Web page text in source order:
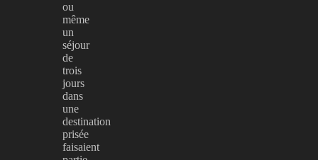
ou
même
un
séjour
de
trois
jours
dans
une
destination
prisée
faisaient